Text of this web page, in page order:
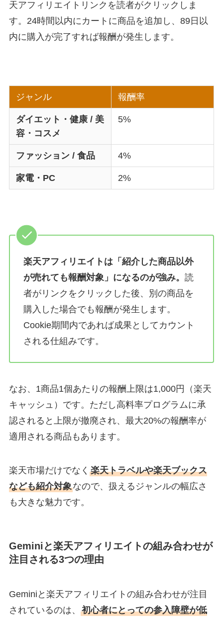
天アフィリエイトリンクを読者がクリックしま
す。24時間以内にカートに商品を追加し、89日以
内に購入が完了すれば報酬が発生します。
ジャンル 報酬率
ダイエット・健康 / 美
容・コスメ
5%
ファッション / 食品 4%
家電・PC 2%
楽天アフィリエイトは「紹介した商品以外
が売れても報酬対象」になるのが強み。 読
者がリンクをクリックした後、別の商品を
購入した場合でも報酬が発生します。
Cookie期間内であれば成果としてカウント
される仕組みです。
なお、1商品1個あたりの報酬上限は1,000円（楽天
キャッシュ）です。ただし高料率プログラムに承
認されると上限が撤廃され、最大20%の報酬率が
適用される商品もあります。
楽天市場だけでなく 楽天トラベルや楽天ブックス
なども紹介対象なので、扱えるジャンルの幅広さ
も大きな魅力です。
Geminiと楽天アフィリエイトの組み合わせが
注目される3つの理由
Geminiと楽天アフィリエイトの組み合わせが注目
されているのは、 初心者にとっての参入障壁が低